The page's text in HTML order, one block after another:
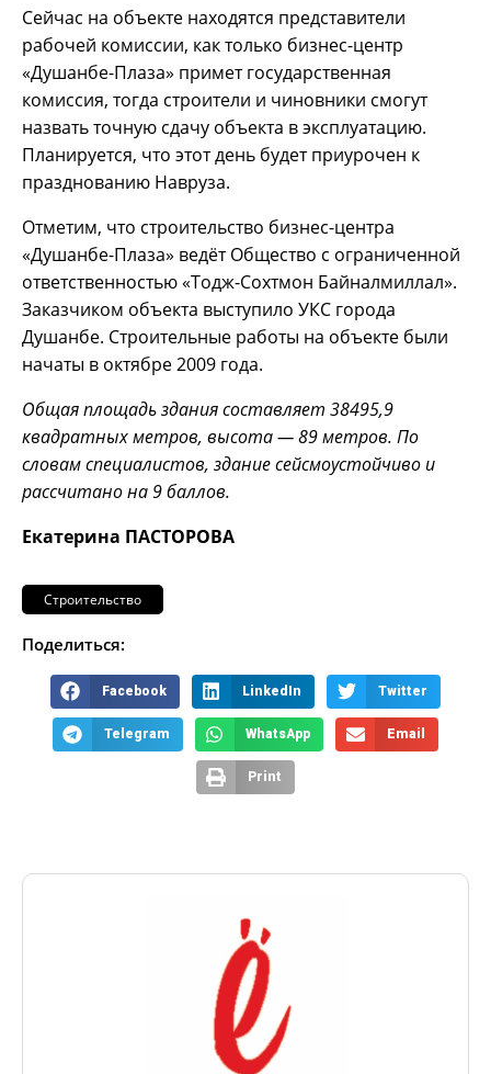
Сейчас на объекте находятся представители
рабочей комиссии, как только бизнес-центр
«Душанбе-Плаза» примет государственная
комиссия, тогда строители и чиновники смогут
назвать точную сдачу объекта в эксплуатацию.
Планируется, что этот день будет приурочен к
празднованию Навруза.
Отметим, что строительство бизнес-центра
«Душанбе-Плаза» ведёт Общество с ограниченной
ответственностью «Тодж-Сохтмон Байналмиллал».
Заказчиком объекта выступило УКС города
Душанбе. Строительные работы на объекте были
начаты в октябре 2009 года.
Общая площадь здания составляет 38495,9
квадратных метров, высота — 89 метров. По
словам специалистов, здание сейсмоустойчиво и
рассчитано на 9 баллов.
Екатерина ПАСТОРОВА
Строительство
Поделиться:
Facebook LinkedIn Twitter
Telegram WhatsApp Email
Print